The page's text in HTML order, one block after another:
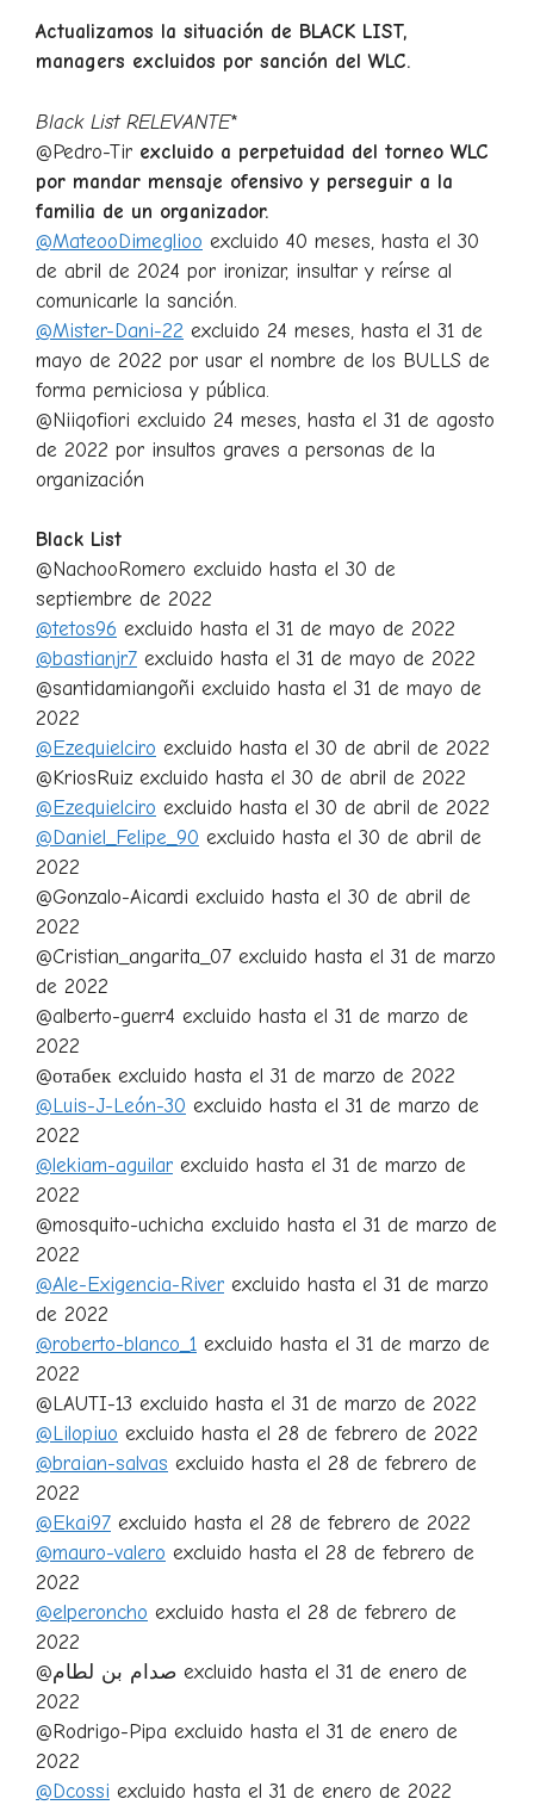
Actualizamos la situación de BLACK LIST,
managers excluidos por sanción del WLC.
Black List RELEVANTE*
@Pedro-Tir excluido a perpetuidad del torneo WLC
por mandar mensaje ofensivo y perseguir a la
familia de un organizador.
@MateooDimeglioo excluido 40 meses, hasta el 30
de abril de 2024 por ironizar, insultar y reírse al
comunicarle la sanción.
@Mister-Dani-22 excluido 24 meses, hasta el 31 de
mayo de 2022 por usar el nombre de los BULLS de
forma perniciosa y pública.
@Niiqofiori excluido 24 meses, hasta el 31 de agosto
de 2022 por insultos graves a personas de la
organización
Black List
@NachooRomero excluido hasta el 30 de
septiembre de 2022
@tetos96 excluido hasta el 31 de mayo de 2022
@bastianjr7 excluido hasta el 31 de mayo de 2022
@santidamiangoñi excluido hasta el 31 de mayo de
2022
@Ezequielciro excluido hasta el 30 de abril de 2022
@KriosRuiz excluido hasta el 30 de abril de 2022
@Ezequielciro excluido hasta el 30 de abril de 2022
@Daniel_Felipe_90 excluido hasta el 30 de abril de
2022
@Gonzalo-Aicardi excluido hasta el 30 de abril de
2022
@Cristian_angarita_07 excluido hasta el 31 de marzo
de 2022
@alberto-guerr4 excluido hasta el 31 de marzo de
2022
@отабек excluido hasta el 31 de marzo de 2022
@Luis-J-León-30 excluido hasta el 31 de marzo de
2022
@lekiam-aguilar excluido hasta el 31 de marzo de
2022
@mosquito-uchicha excluido hasta el 31 de marzo de
2022
@Ale-Exigencia-River excluido hasta el 31 de marzo
de 2022
@roberto-blanco_1 excluido hasta el 31 de marzo de
2022
@LAUTI-13 excluido hasta el 31 de marzo de 2022
@Lilopiuo excluido hasta el 28 de febrero de 2022
@braian-salvas excluido hasta el 28 de febrero de
2022
@Ekai97 excluido hasta el 28 de febrero de 2022
@mauro-valero excluido hasta el 28 de febrero de
2022
@elperoncho excluido hasta el 28 de febrero de
2022
@صدام بن لطام excluido hasta el 31 de enero de
2022
@Rodrigo-Pipa excluido hasta el 31 de enero de
2022
@Dcossi excluido hasta el 31 de enero de 2022